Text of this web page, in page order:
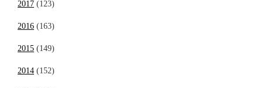
2017 (123)
2016 (163)
2015 (149)
2014 (152)